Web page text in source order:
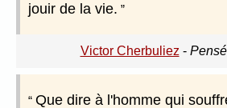
jouir de la vie.
Victor Cherbuliez -
Que dire à l'homme qui